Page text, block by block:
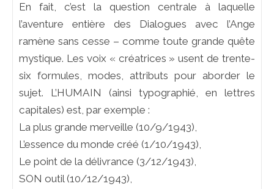
En fait, c’est la question centrale à laquelle
l’aventure entière des Dialogues avec l’Ange
ramène sans cesse – comme toute grande quête
mystique. Les voix « créatrices » usent de trente-
six formules, modes, attributs pour aborder le
sujet. L’HUMAIN (ainsi typographié, en lettres
capitales) est, par exemple :
La plus grande merveille (10/9/1943),
L’essence du monde créé (1/10/1943),
Le point de la délivrance (3/12/1943),
SON outil (10/12/1943),